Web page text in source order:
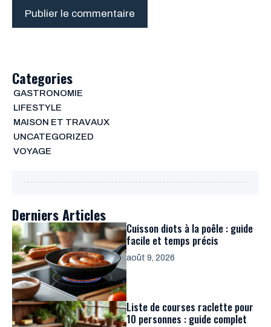
Categories
GASTRONOMIE
LIFESTYLE
MAISON ET TRAVAUX
UNCATEGORIZED
VOYAGE
Derniers Articles
Cuisson diots à la poêle : guide
facile et temps précis
août 9, 2026
Liste de courses raclette pour
10 personnes : guide complet